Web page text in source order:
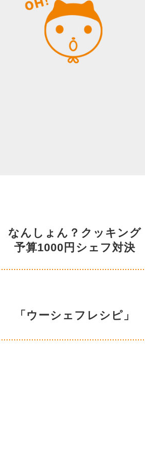
なんしょん？クッキング
予算1000円シェフ対決
「ウーシェフレシピ」